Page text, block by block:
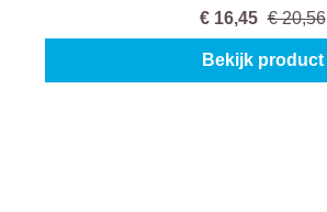
€ 16,45 € 20,56
Bekijk product